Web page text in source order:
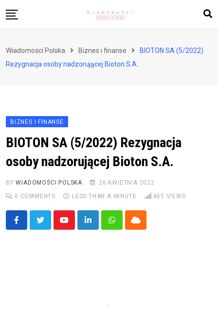
to
Zdrowie i styl życia
Wiadomości Polska Biznes i finanse
BIOTON SA (5/2022)
Rezygnacja osoby nadzorującej Bioton S.A.
BIZNES I FINANSE
BIOTON SA (5/2022) Rezygnacja
osoby nadzorującej Bioton S.A.
BYWIADOMOŚCI POLSKA
26 KWIETNIA 2022
0 COMMENTS LESS THAN A MINUTE 465 VIEWS
YoutubeLinkedInWhatsappCloud